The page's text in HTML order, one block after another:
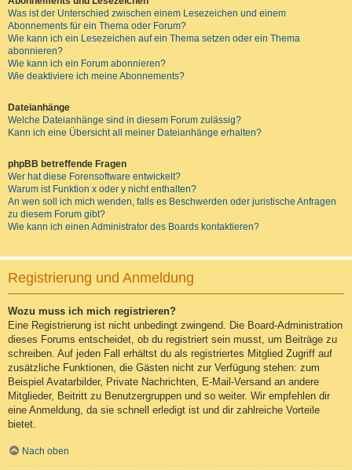
Was ist der Unterschied zwischen einem Lesezeichen und einem
Abonnements für ein Thema oder Forum?
Wie kann ich ein Lesezeichen auf ein Thema setzen oder ein Thema
abonnieren?
Wie kann ich ein Forum abonnieren?
Wie deaktiviere ich meine Abonnements?
Dateianhänge
Welche Dateianhänge sind in diesem Forum zulässig?
Kann ich eine Übersicht all meiner Dateianhänge erhalten?
phpBB betreffende Fragen
Wer hat diese Forensoftware entwickelt?
Warum ist Funktion x oder y nicht enthalten?
An wen soll ich mich wenden, falls es Beschwerden oder juristische Anfragen
zu diesem Forum gibt?
Wie kann ich einen Administrator des Boards kontaktieren?
Registrierung und Anmeldung
Wozu muss ich mich registrieren?
Eine Registrierung ist nicht unbedingt zwingend. Die Board-Administration
dieses Forums entscheidet, ob du registriert sein musst, um Beiträge zu
schreiben. Auf jeden Fall erhältst du als registriertes Mitglied Zugriff auf
zusätzliche Funktionen, die Gästen nicht zur Verfügung stehen: zum
Beispiel Avatarbilder, Private Nachrichten, E-Mail-Versand an andere
Mitglieder, Beitritt zu Benutzergruppen und so weiter. Wir empfehlen dir
eine Anmeldung, da sie schnell erledigt ist und dir zahlreiche Vorteile
bietet.
Nach oben